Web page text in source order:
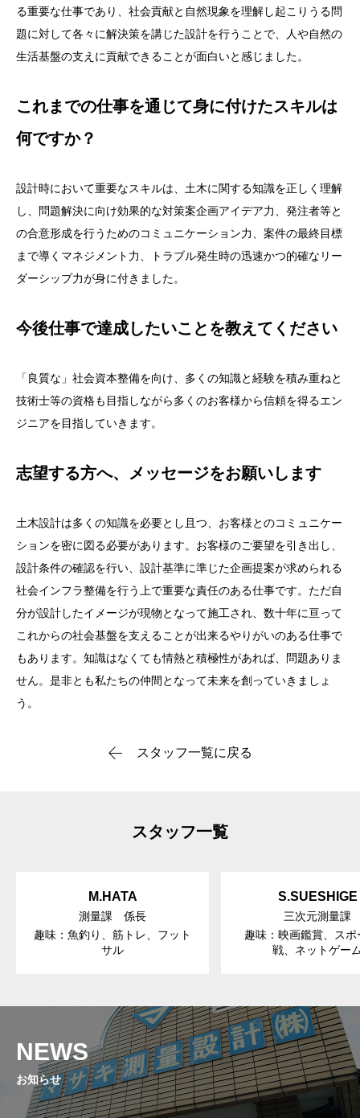
る重要な仕事であり、社会貢献と自然現象を理解し起こりうる問
題に対して各々に解決策を講じた設計を行うことで、人や自然の
生活基盤の支えに貢献できることが面白いと感じました。
これまでの仕事を通じて身に付けたスキルは
何ですか？
設計時において重要なスキルは、土木に関する知識を正しく理解
し、問題解決に向け効果的な対策案企画アイデア力、発注者等と
の合意形成を行うためのコミュニケーション力、案件の最終目標
まで導くマネジメント力、トラブル発生時の迅速かつ的確なリー
ダーシップ力が身に付きました。
今後仕事で達成したいことを教えてください
「良質な」社会資本整備を向け、多くの知識と経験を積み重ねと
技術士等の資格も目指しながら多くのお客様から信頼を得るエン
ジニアを目指していきます。
志望する方へ、メッセージをお願いします
土木設計は多くの知識を必要とし且つ、お客様とのコミュニケー
ションを密に図る必要があります。お客様のご要望を引き出し、
設計条件の確認を行い、設計基準に準じた企画提案が求められる
社会インフラ整備を行う上で重要な責任のある仕事です。ただ自
分が設計したイメージが現物となって施工され、数十年に亘って
これからの社会基盤を支えることが出来るやりがいのある仕事で
もあります。知識はなくても情熱と積極性があれば、問題ありま
せん。是非とも私たちの仲間となって未来を創っていきましょ
う。
スタッフ一覧に戻る
スタッフ一覧
M.HATA
測量課 係長
趣味：魚釣り、筋トレ、フット
サル
S.SUESHIGE
三次元測量課
趣味：映画鑑賞、スポ
戦、ネットゲー
NEWS
お知らせ